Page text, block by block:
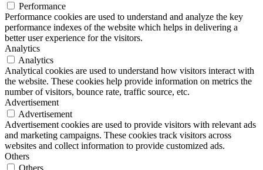
Performance
Performance cookies are used to understand and analyze the key
performance indexes of the website which helps in delivering a
better user experience for the visitors.
Analytics
Analytics
Analytical cookies are used to understand how visitors interact with
the website. These cookies help provide information on metrics the
number of visitors, bounce rate, traffic source, etc.
Advertisement
Advertisement
Advertisement cookies are used to provide visitors with relevant ads
and marketing campaigns. These cookies track visitors across
websites and collect information to provide customized ads.
Others
Others